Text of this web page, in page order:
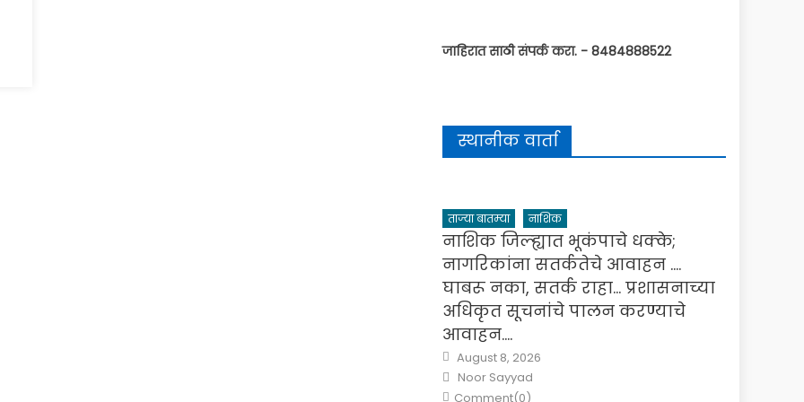
जाहिरात साठी संपर्क करा. - 8484888522
स्थानीक वार्ता
ताज्या बातम्या नाशिक
नाशिक जिल्ह्यात भूकंपाचे धक्के;
नागरिकांना सतर्कतेचे आवाहन ….
घाबरू नका, सतर्क राहा… प्रशासनाच्या
अधिकृत सूचनांचे पालन करण्याचे
आवाहन….
Posted
on
August 8, 2026
Author
Noor Sayyad
Comment(0)